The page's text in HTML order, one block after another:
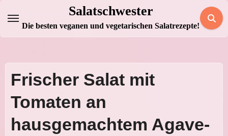
Inhalt
springen
Salatschwester
Die besten veganen und vegetarischen Salatrezepte!
Frischer Salat mit
Tomaten an
hausgemachtem Agave-